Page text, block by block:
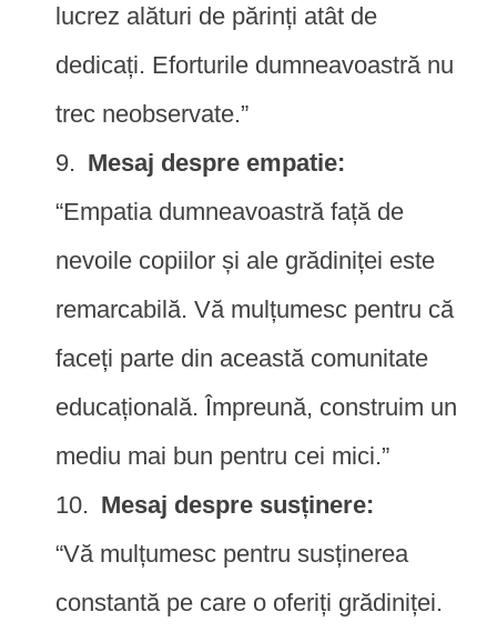
lucrez alături de părinți atât de
dedicați. Eforturile dumneavoastră nu
trec neobservate.”
Mesaj despre empatie:
“Empatia dumneavoastră față de
nevoile copiilor și ale grădiniței este
remarcabilă. Vă mulțumesc pentru că
faceți parte din această comunitate
educațională. Împreună, construim un
mediu mai bun pentru cei mici.”
Mesaj despre susținere:
“Vă mulțumesc pentru susținerea
constantă pe care o oferiți grădiniței.